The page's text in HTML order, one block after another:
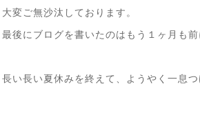
大変ご無沙汰しております。
最後にブログを書いたのはもう１ヶ月も前
長い長い夏休みを終えて、ようやく一息つ